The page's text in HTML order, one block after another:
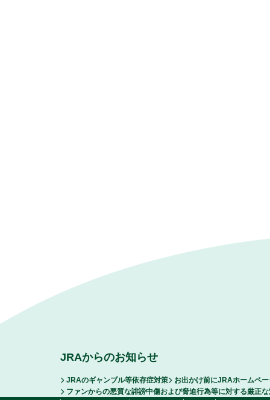
JRAからのお知らせ
JRAのギャンブル等依存症対策
お出かけ前にJRAホームペ
ファンからの悪質な誹謗中傷および脅迫行為等に対する厳正